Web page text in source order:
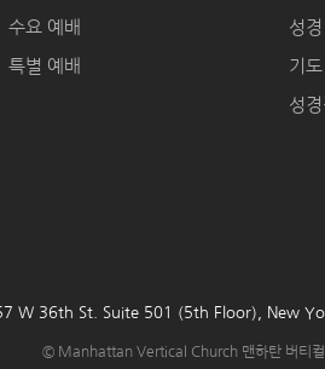
수요 예배
특별 예배
성
기
성
W 36th St. Suite 501 (5th Floor), New
© Manhattan Vertical Church 맨하탄 버티컬